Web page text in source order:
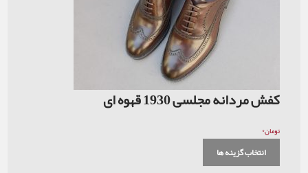
کفش مردانه مجلسی 1930 قهوه ای
تومان۰
انتخاب گزینه ها